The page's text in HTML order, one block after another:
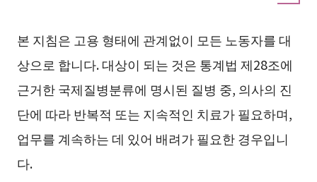
본 지침은 고용 형태에 관계없이 모든 노동자를 대
상으로 합니다. 대상이 되는 것은 통계법 제28조에
근거한 국제질병분류에 명시된 질병 중, 의사의 진
단에 따라 반복적 또는 지속적인 치료가 필요하며,
업무를 계속하는 데 있어 배려가 필요한 경우입니
다.